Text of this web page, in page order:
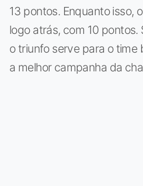
13 pontos. Enquanto isso,
logo atrás, com 10 pontos.
o triunfo serve para o time
a melhor campanha da